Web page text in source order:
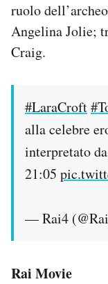
ruolo
Angelina Jolie;
Craig.
#LaraCroft
alla celebre
interpretato da
21:05
— Rai4
Rai Movie